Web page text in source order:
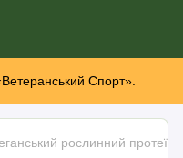
Спорт».
рослинний